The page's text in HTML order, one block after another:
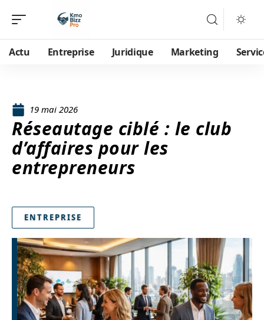
Actu Entreprise Juridique Marketing
19 mai 2026
Réseautage ciblé : le club
d’affaires pour les
entrepreneurs
ENTREPRISE